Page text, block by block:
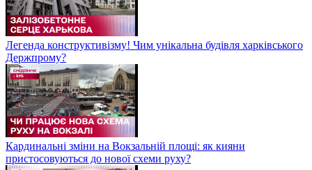
Легенда конструктивізму! Чим унікальна будівля харківського
Держпрому?
Кардинальні зміни на Вокзальній площі: як кияни
пристосовуються до нової схеми руху?